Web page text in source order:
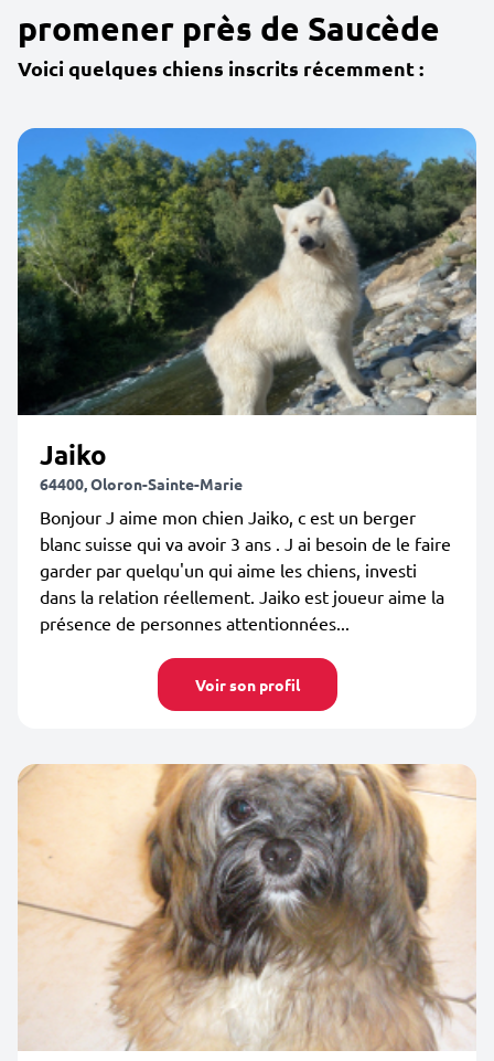
promener près de Saucède
Voici quelques chiens inscrits récemment :
Jaiko
64400, Oloron-Sainte-Marie
Bonjour J aime mon chien Jaiko, c est un berger
blanc suisse qui va avoir 3 ans . J ai besoin de le faire
garder par quelqu'un qui aime les chiens, investi
dans la relation réellement. Jaiko est joueur aime la
présence de personnes attentionnées...
Voir son profil